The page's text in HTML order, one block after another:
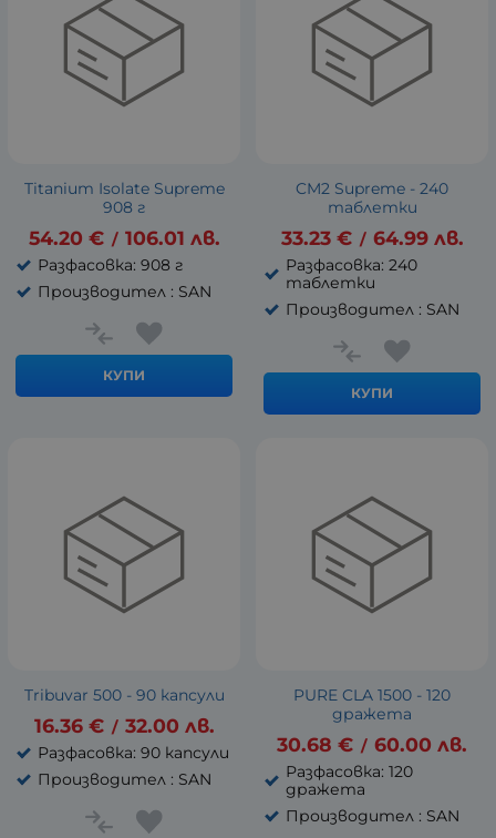
Titanium Isolate Supreme
908 г
54.20 € / 106.01 лв.
Разфасовка: 908 г
Производител : SAN
КУПИ
CM2 Supreme - 240
таблетки
33.23 € / 64.99 лв.
Разфасовка: 240
таблетки
Производител : SAN
КУПИ
Tribuvar 500 - 90 капсули
16.36 € / 32.00 лв.
Разфасовка: 90 капсули
Производител : SAN
PURE CLA 1500 - 120
дражета
30.68 € / 60.00 лв.
Разфасовка: 120
дражета
Производител : SAN